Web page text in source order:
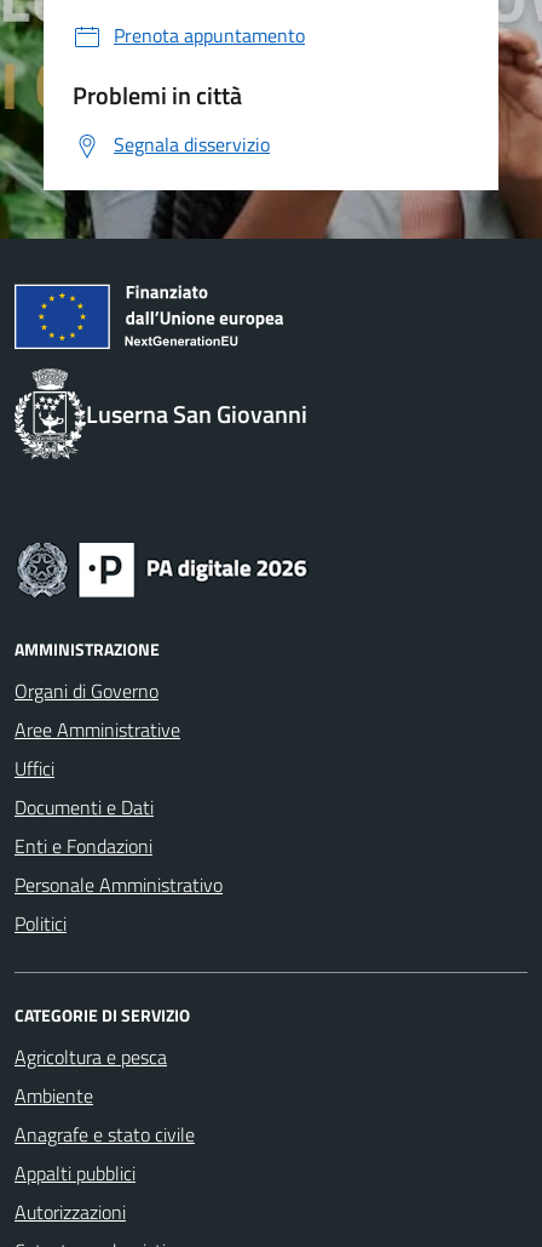
Prenota appuntamento
Problemi in città
Segnala disservizio
Luserna San Giovanni
AMMINISTRAZIONE
Organi di Governo
Aree Amministrative
Uffici
Documenti e Dati
Enti e Fondazioni
Personale Amministrativo
Politici
CATEGORIE DI SERVIZIO
Agricoltura e pesca
Ambiente
Anagrafe e stato civile
Appalti pubblici
Autorizzazioni